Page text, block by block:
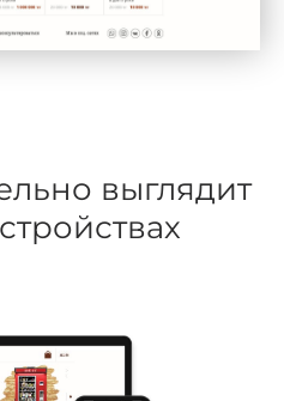
выглядит